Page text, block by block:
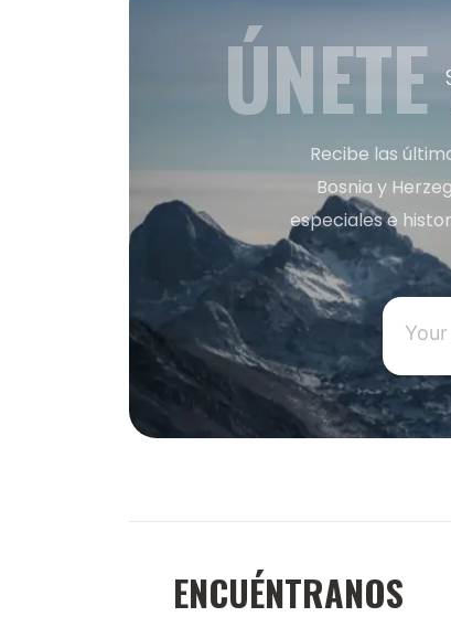
Recibe las
Bosnia y
especiales e
ENCUÉNTRANOS